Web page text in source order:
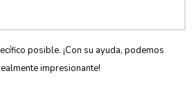
posible. ¡Con su ayuda, podemos
impresionante!